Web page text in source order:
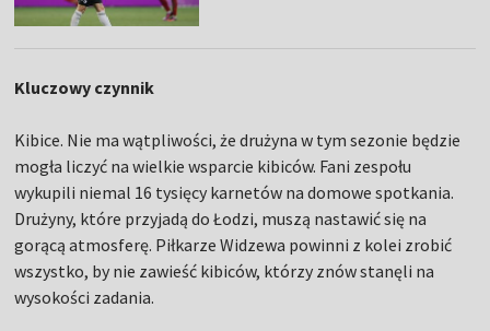
Kluczowy czynnik
Kibice. Nie ma wątpliwości, że drużyna w tym sezonie będzie
mogła liczyć na wielkie wsparcie kibiców. Fani zespołu
wykupili niemal 16 tysięcy karnetów na domowe spotkania.
Drużyny, które przyjadą do Łodzi, muszą nastawić się na
gorącą atmosferę. Piłkarze Widzewa powinni z kolei zrobić
wszystko, by nie zawieść kibiców, którzy znów stanęli na
wysokości zadania.